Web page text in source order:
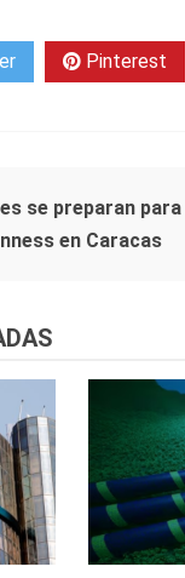
Pinterest
se preparan para
en Caracas